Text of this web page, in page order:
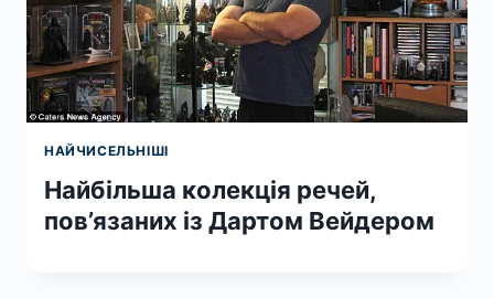
НАЙЧИСЕЛЬНІШІ
Найбільша колекція речей,
пов’язаних із Дартом Вейдером